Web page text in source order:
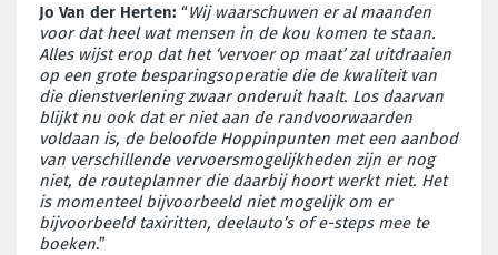
Jo Van der Herten: “Wij waarschuwen er al maanden
voor dat heel wat mensen in de kou komen te staan.
Alles wijst erop dat het ‘vervoer op maat’ zal uitdraaien
op een grote besparingsoperatie die de kwaliteit van
die dienstverlening zwaar onderuit haalt. Los daarvan
blijkt nu ook dat er niet aan de randvoorwaarden
voldaan is, de beloofde Hoppinpunten met een aanbod
van verschillende vervoersmogelijkheden zijn er nog
niet, de routeplanner die daarbij hoort werkt niet. Het
is momenteel bijvoorbeeld niet mogelijk om er
bijvoorbeeld taxiritten, deelauto’s of e-steps mee te
boeken.”